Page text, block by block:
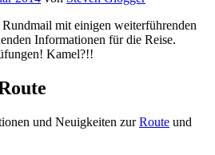
mit einigen weiterführenden
Informationen für die Reise.
Kamel?!!
und Neuigkeiten zurRoute und